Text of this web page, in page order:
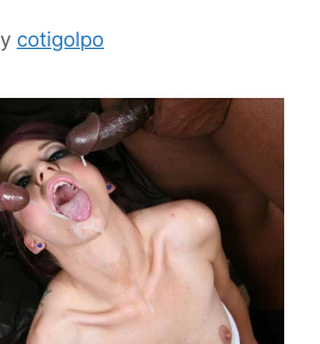
cotigolpo